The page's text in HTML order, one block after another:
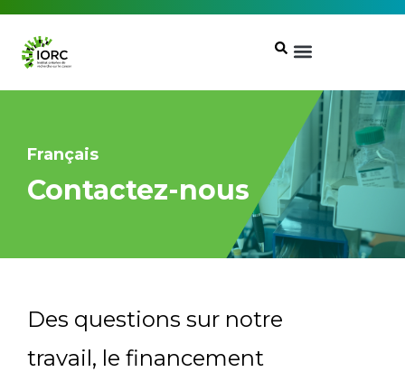
Join our Mailing List
Receive the latest news, event
and more from the Ontario
Institute for Cancer Research.
First Name Last Name
Français
Contactez-nous
Des questions sur notre
travail, le financement